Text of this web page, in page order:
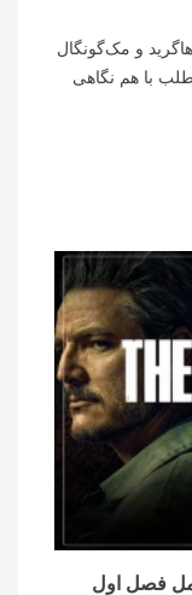
و مک‌گونگال
با هم نگاهی
فصل اول